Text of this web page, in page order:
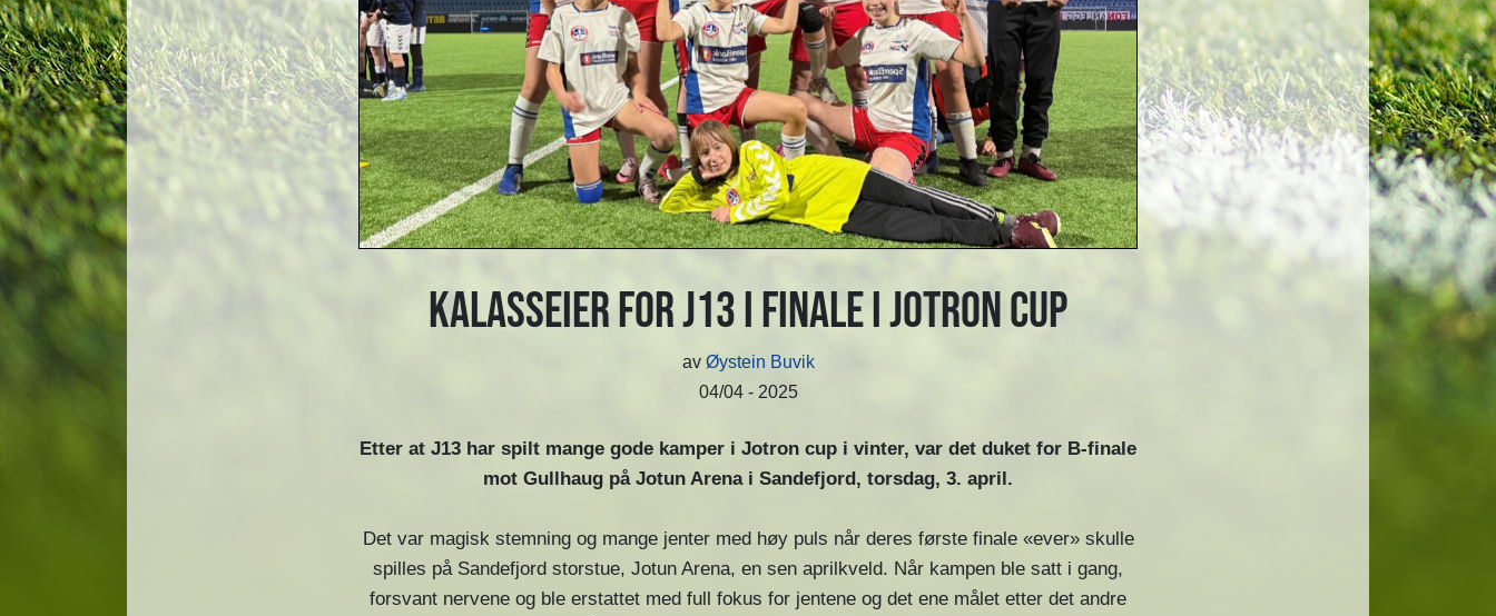
Kalasseier for J13 i finale i Jotron Cup
av Øystein Buvik
04/04 - 2025
Etter at J13 har spilt mange gode kamper i Jotron cup i vinter, var det duket for B-finale
mot Gullhaug på Jotun Arena i Sandefjord, torsdag, 3. april.
Det var magisk stemning og mange jenter med høy puls når deres første finale «ever» skulle
spilles på Sandefjord storstue, Jotun Arena, en sen aprilkveld. Når kampen ble satt i gang,
forsvant nervene og ble erstattet med full fokus for jentene og det ene målet etter det andre